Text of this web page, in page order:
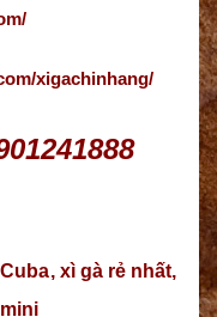
xigachinhang/
, xì gà rẻ nhất,